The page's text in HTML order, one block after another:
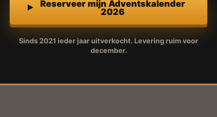
Reserveer mijn Adventskalender
2026
Sinds 2021 ieder jaar uitverkocht. Levering ruim voor
december.